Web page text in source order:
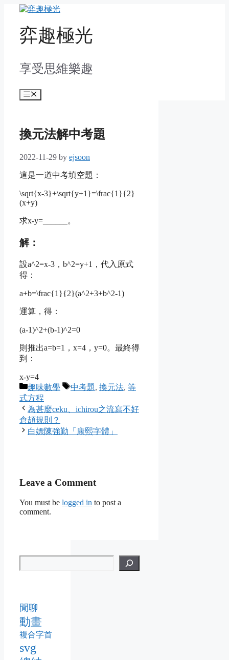
content弈趣極光
享受思維樂趣
Menu
換元法解中考題
2022-11-29 by ejsoon
這是一道中考填空題：
\sqrt{x-3}+\sqrt{y+1}=\frac{1}{2}
(x+y)
求x-y=______。
解：
設a^2=x-3 ， b^2=y+1 ，代入原式
得：
a+b=\frac{1}{2}(a^2+3+b^2-1)
運算，得：
(a-1)^2+(b-1)^2=0
則推出a=b=1 ， x=4 ， y=0。最終得
到：
x-y=4
Categories
趣味數學 Tags
中考題, 換元法, 等
式方程
為甚麼ceku、ichirou之流寫不好
倉頡規則？
白嫖陳強勤「康熙字體」
Leave a Comment
You must be logged in to post a
comment.
閒聊
動畫
複合字首
svg